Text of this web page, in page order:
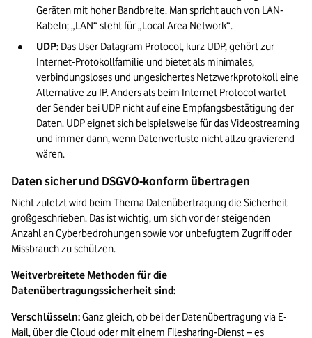
Geräten mit hoher Bandbreite. Man spricht auch von LAN-
Kabeln; „LAN“ steht für „Local Area Network“.
UDP: Das User Datagram Protocol, kurz UDP, gehört zur
Internet-Protokollfamilie und bietet als minimales,
verbindungsloses und ungesichertes Netzwerkprotokoll eine
Alternative zu IP. Anders als beim Internet Protocol wartet
der Sender bei UDP nicht auf eine Empfangsbestätigung der
Daten. UDP eignet sich beispielsweise für das Videostreaming
und immer dann, wenn Datenverluste nicht allzu gravierend
wären.
Daten sicher und DSGVO-konform übertragen
Nicht zuletzt wird beim Thema Datenübertragung die Sicherheit
großgeschrieben. Das ist wichtig, um sich vor der steigenden
Anzahl an Cyberbedrohungen sowie vor unbefugtem Zugriff oder
Missbrauch zu schützen.
Weitverbreitete Methoden für die
Datenübertragungssicherheit sind:
Verschlüsseln: Ganz gleich, ob bei der Datenübertragung via E-
Mail, über die Cloud oder mit einem Filesharing-Dienst – es